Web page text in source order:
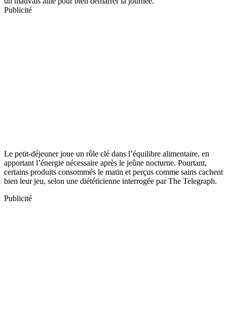
Publicité
Le petit-déjeuner joue un rôle clé dans l’équilibre alimentaire, en
apportant l’énergie nécessaire après le jeûne nocturne. Pourtant,
certains produits consommés le matin et perçus comme sains cachent
bien leur jeu, selon une diététicienne interrogée par The Telegraph.
Publicité